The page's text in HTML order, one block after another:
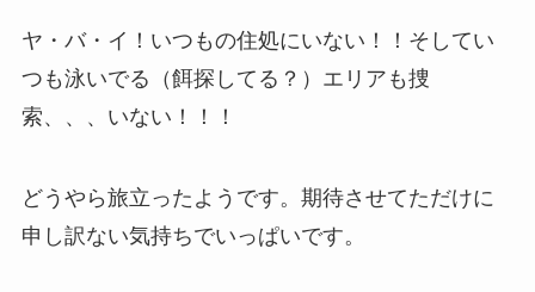
ヤ・バ・イ！いつもの住処にいない！！そしてい
つも泳いでる（餌探してる？）エリアも捜
索、、、いない！！！
どうやら旅立ったようです。期待させてただけに
申し訳ない気持ちでいっぱいです。